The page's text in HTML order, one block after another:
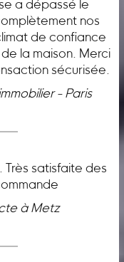
a dépassé le
nos
de confiance
la maison. Merci
sécurisée.
- Paris
satisfaite des
à Metz